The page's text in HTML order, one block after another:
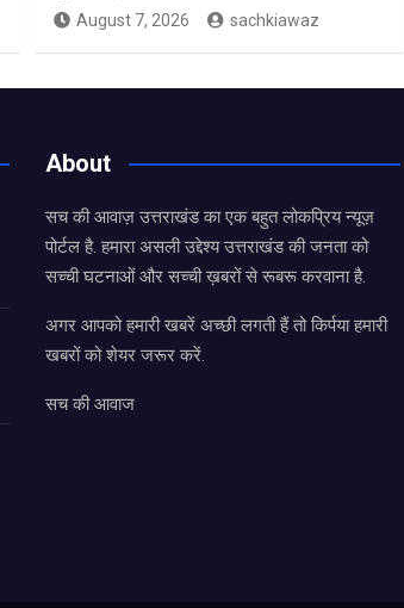
August 7, 2026 sachkiawaz
About
सच की आवाज़ उत्तराखंड का एक बहुत लोकप्रिय न्यूज़
पोर्टल है. हमारा असली उद्देश्य उत्तराखंड की जनता को
सच्ची घटनाओं और सच्ची ख़बरों से रूबरू करवाना है.
अगर आपको हमारी खबरें अच्छी लगती हैं तो किर्पया हमारी
खबरों को शेयर जरूर करें.
सच की आवाज